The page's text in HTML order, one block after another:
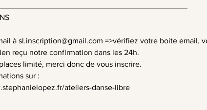
à sl.inscription@gmail.com =>vérifiez votre boite email,
reçu notre confirmation dans les 24h.
limité, merci donc de vous inscrire.
sur :
ateliers-danse-libre